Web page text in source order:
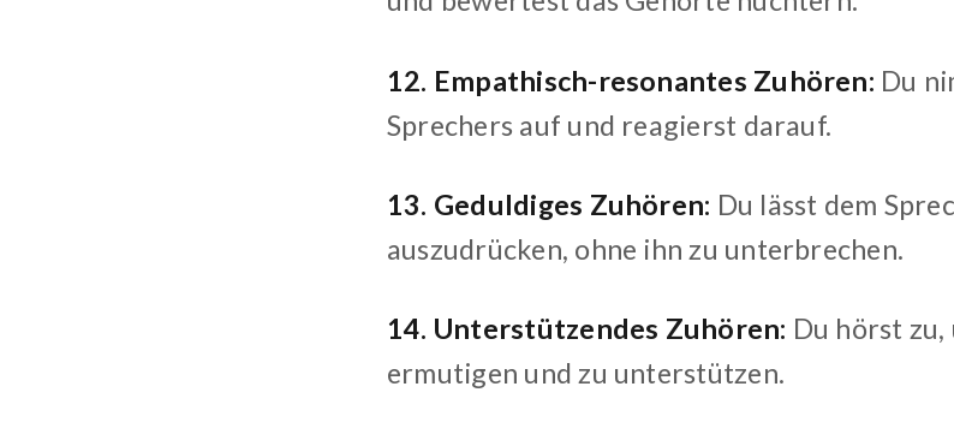
12. Empathisch-resonantes Zuhören: Du
Sprechers auf und reagierst darauf.
13. Geduldiges Zuhören: Du lässt dem
auszudrücken, ohne ihn zu unterbrechen.
14. Unterstützendes Zuhören: Du hörst zu,
ermutigen und zu unterstützen.